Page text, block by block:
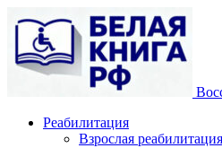
Реабилитация
Взрослая реабилитация